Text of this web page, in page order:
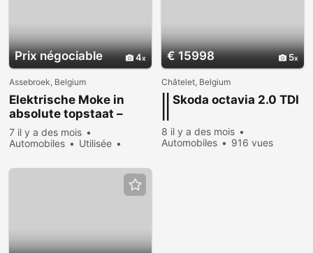
Prix ​​négociable 4
Assebroek, Belgium
Elektrische Moke in
absolute topstaat –
unieke blikvanger –
snelle verkoop
7 il y a des mois
Automobiles
Utilisée
€ 15998 5
Châtelet, Belgium
|| Skoda octavia 2.0 TDI
8 il y a des mois
Automobiles
916 vues